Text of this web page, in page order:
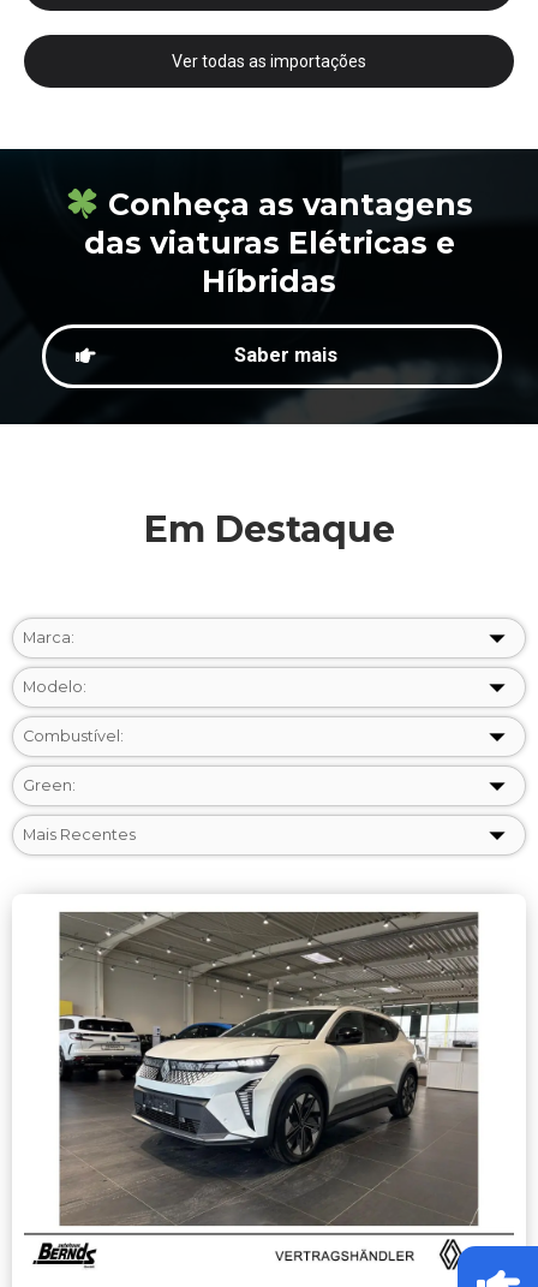
Ver todas as importações
Conheça as vantagens
das viaturas Elétricas e
Híbridas
Saber mais
Em Destaque